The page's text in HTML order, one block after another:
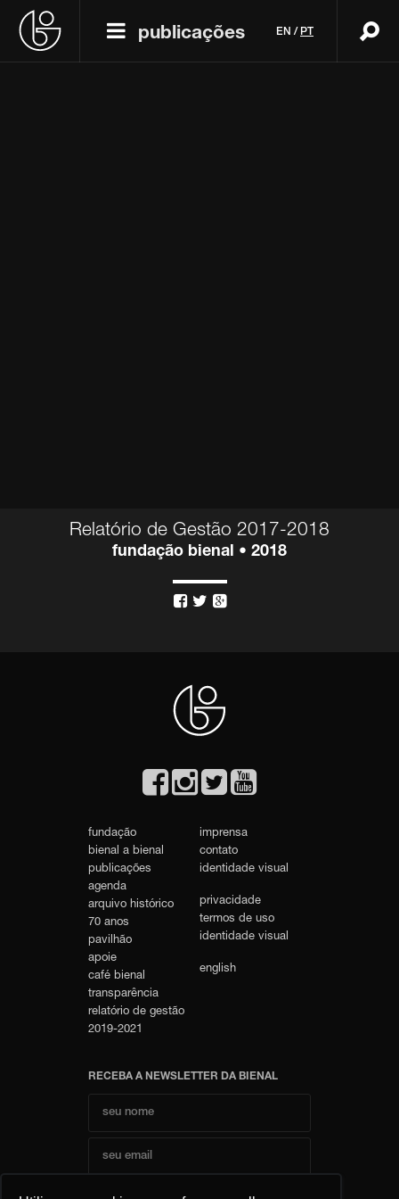
publicações EN / PT
Relatório de Gestão 2017-2018
fundação bienal • 2018
  
fundação
bienal a bienal
publicações
agenda
arquivo histórico
70 anos
pavilhão
apoie
café bienal
transparência
relatório de gestão
2019-2021
imprensa
contato
identidade visual
privacidade
termos de uso
identidade visual
english
RECEBA A NEWSLETTER DA BIENAL